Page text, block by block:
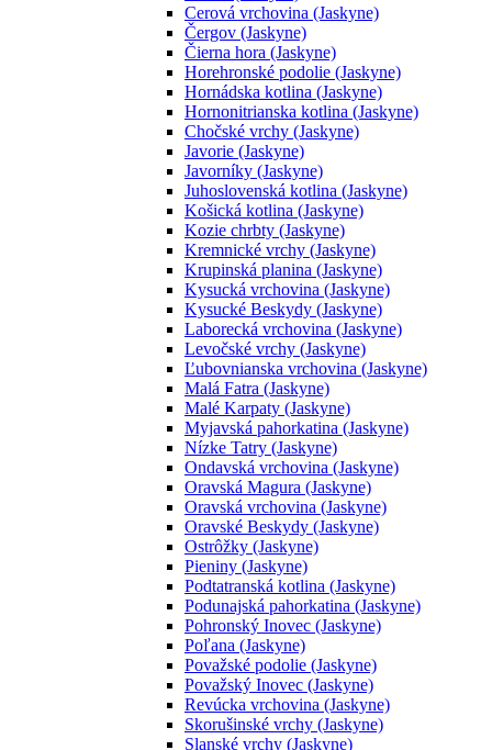
Cerová vrchovina (Jaskyne)
Čergov (Jaskyne)
Čierna hora (Jaskyne)
Horehronské podolie (Jaskyne)
Hornádska kotlina (Jaskyne)
Hornonitrianska kotlina (Jaskyne)
Chočské vrchy (Jaskyne)
Javorie (Jaskyne)
Javorníky (Jaskyne)
Juhoslovenská kotlina (Jaskyne)
Košická kotlina (Jaskyne)
Kozie chrbty (Jaskyne)
Kremnické vrchy (Jaskyne)
Krupinská planina (Jaskyne)
Kysucká vrchovina (Jaskyne)
Kysucké Beskydy (Jaskyne)
Laborecká vrchovina (Jaskyne)
Levočské vrchy (Jaskyne)
Ľubovnianska vrchovina (Jaskyne)
Malá Fatra (Jaskyne)
Malé Karpaty (Jaskyne)
Myjavská pahorkatina (Jaskyne)
Nízke Tatry (Jaskyne)
Ondavská vrchovina (Jaskyne)
Oravská Magura (Jaskyne)
Oravská vrchovina (Jaskyne)
Oravské Beskydy (Jaskyne)
Ostrôžky (Jaskyne)
Pieniny (Jaskyne)
Podtatranská kotlina (Jaskyne)
Podunajská pahorkatina (Jaskyne)
Pohronský Inovec (Jaskyne)
Poľana (Jaskyne)
Považské podolie (Jaskyne)
Považský Inovec (Jaskyne)
Revúcka vrchovina (Jaskyne)
Skorušinské vrchy (Jaskyne)
Slanské vrchy (Jaskyne)